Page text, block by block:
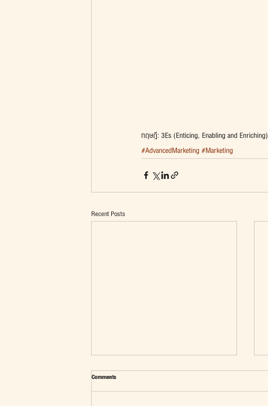
ทฤษฎี: 3Es (Enticing, Enabling and Enriching)
#AdvancedMarketing#Marketing
Recent Posts
Comments